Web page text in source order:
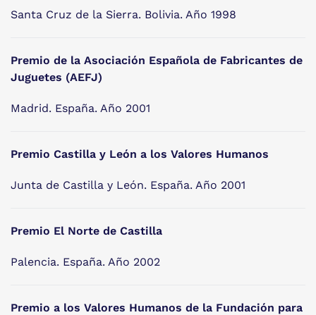
Santa Cruz de la Sierra. Bolivia. Año 1998
Premio de la Asociación Española de Fabricantes de
Juguetes (AEFJ)
Madrid. España. Año 2001
Premio Castilla y León a los Valores Humanos
Junta de Castilla y León. España. Año 2001
Premio El Norte de Castilla
Palencia. España. Año 2002
Premio a los Valores Humanos de la Fundación para